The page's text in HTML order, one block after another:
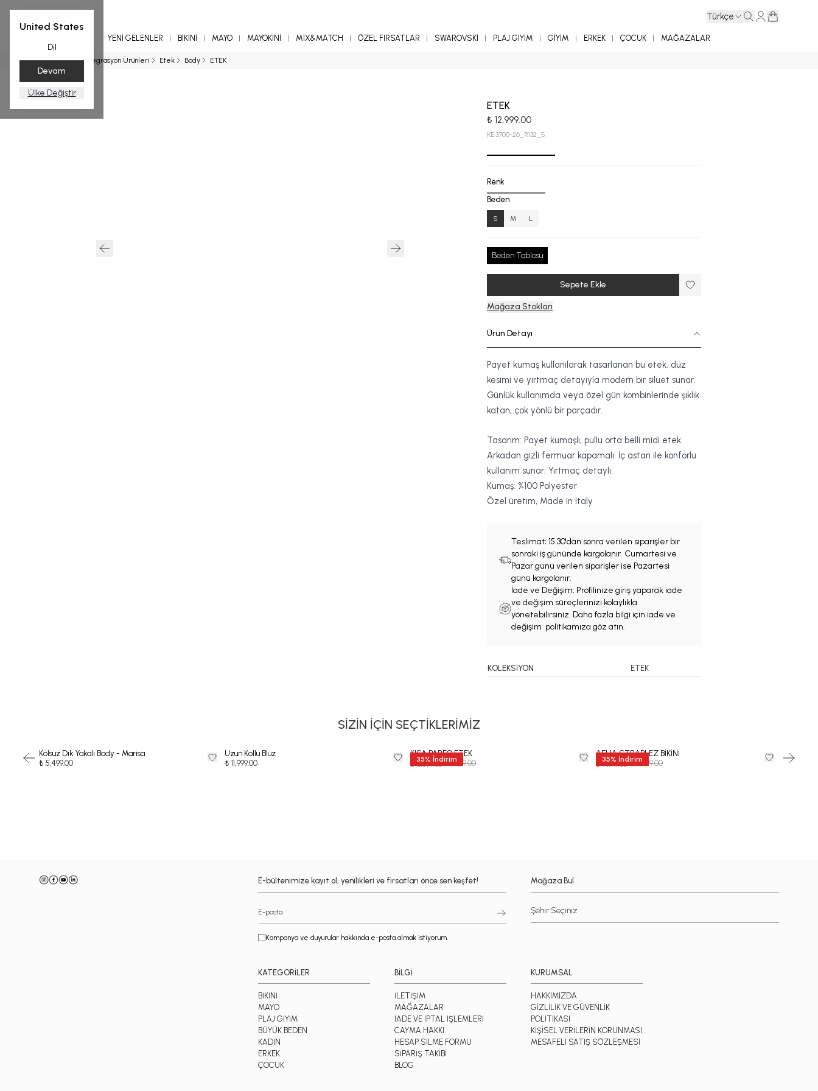
United States
Dil
Devam
Ülke Değiştir
Türkçe
YENİ GELENLER BİKİNİ MAYO MAYOKİNİ MİX&MATCH ÖZEL FIRSATLAR SWAROVSKİ PLAJ GİYİM GİYİM ERKEK ÇOCUK MAĞAZALAR
Ana Sayfa Entegrasyon Ürünleri Etek Body ETEK
ETEK
₺ 12,999.00
KE.3700-26_R132_S
Renk
Beden
S M L
Beden Tablosu
Sepete Ekle
Mağaza Stokları
Ürün Detayı
Payet kumaş kullanılarak tasarlanan bu etek, düz
kesimi ve yırtmaç detayıyla modern bir siluet sunar.
Günlük kullanımda veya özel gün kombinlerinde şıklık
katan, çok yönlü bir parçadır.
Tasarım: Payet kumaşlı, pullu orta belli midi etek.
Arkadan gizli fermuar kapamalı. İç astarı ile konforlu
kullanım sunar. Yırtmaç detaylı.
Kumaş: %100 Polyester
Özel üretim, Made in Italy
Teslimat; 15.30'dan sonra verilen siparişler bir
sonraki iş gününde kargolanır. Cumartesi ve
Pazar günü verilen siparişler ise Pazartesi
günü kargolanır.
İade ve Değişim; Profilinize giriş yaparak iade
ve değişim süreçlerinizi kolaylıkla
yönetebilirsiniz. Daha fazla bilgi için iade ve
değişim politikamıza göz atın.
KOLEKSİYON ETEK
SİZİN İÇİN SEÇTİKLERİMİZ
Kolsuz Dik Yakalı Body - Marisa
₺ 5,499.00
Uzun Kollu Bluz
₺ 11,999.00
35% İndirim
KISA PAREO ETEK
₺ 3,899.35₺ 5,999.00 35% İndirim
AELIA STRAPLEZ BİKİNİ
₺ 7,149.35₺ 10,999.00 35
₺ 7,799.35
E-bültenimize kayıt ol, yenilikleri ve fırsatları önce sen keşfet!
Kampanya ve duyurular hakkında e-posta almak istiyorum.
Mağaza Bul
KATEGORİLER
BİKİNİ
MAYO
PLAJ GİYİM
BÜYÜK BEDEN
KADIN
ERKEK
ÇOCUK
BİLGİ
İLETİŞİM
MAĞAZALAR
İADE VE İPTAL İŞLEMLERİ
CAYMA HAKKI
HESAP SİLME FORMU
SİPARİŞ TAKİBİ
BLOG
KURUMSAL
HAKKIMIZDA
GİZLİLİK VE GÜVENLİK
POLİTİKASI
KİŞİSEL VERİLERİN KORUNMASI
MESAFELİ SATIŞ SÖZLEŞMESİ